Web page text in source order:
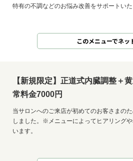
特有の不調などのお悩み改善をサポートいた
このメニューでネッ
【新規限定】正道式内臓調整＋
常料金7000円
当サロンへのご来店が初めてのお客さまの
しました。※メニューによってヒアリング
います。